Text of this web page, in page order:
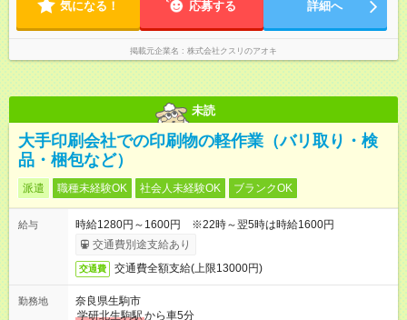
時 ※勤務時間は店舗により異なります。 ＜シフト例＞ 早番：8
時00分～17時00分 中番：11時～20時 遅番：13時～22時
気になる！ 応募する 詳細へ
掲載元企業名 株式会社クスリのアオキ
未読
大手印刷会社での印刷物の軽作業（バリ取り・検
品・梱包など）
派遣 職種未経験OK 社会人未経験OK ブランクOK
給与
時給1280円～1600円 ※22時～翌5時は時給1600円
交通費別途支給あり
交通費 交通費全額支給(上限13000円)
勤務地
奈良県生駒市
学研北生駒駅から車5分